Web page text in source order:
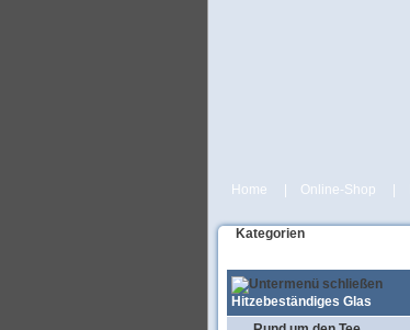
Home Online-Shop
Kategorien
Hitzebeständiges Glas